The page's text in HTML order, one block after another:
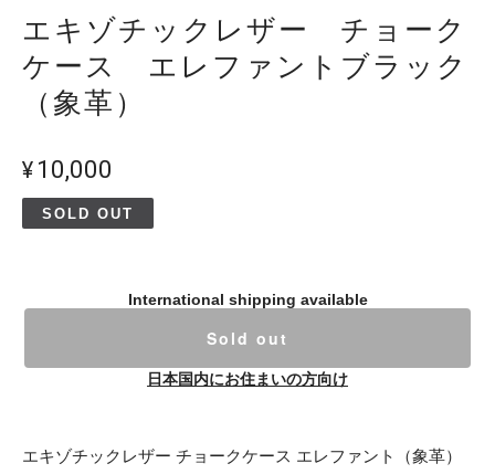
エキゾチックレザー チョーク
ケース エレファントブラック
（象革）
¥10,000
SOLD OUT
International shipping available
Sold out
日本国内にお住まいの方向け
エキゾチックレザー チョークケース エレファント（象革）